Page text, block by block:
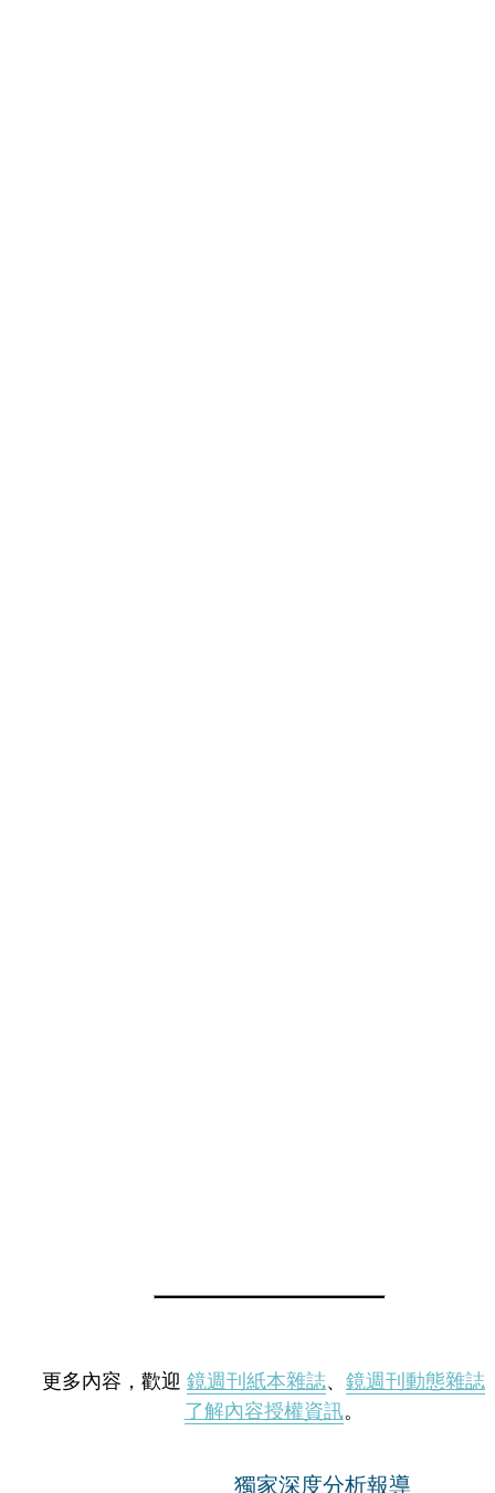
更多內容，歡迎 鏡週刊紙本雜誌、 鏡週刊動態雜誌
了解內容授權資訊。
獨家深度分析報導